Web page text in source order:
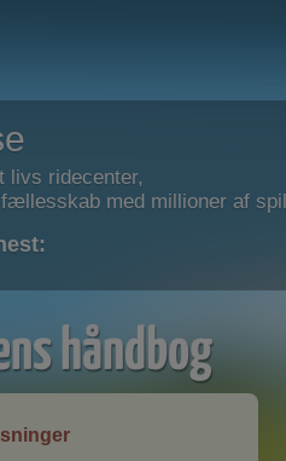
livs ridecenter,
med millioner af
håndbog